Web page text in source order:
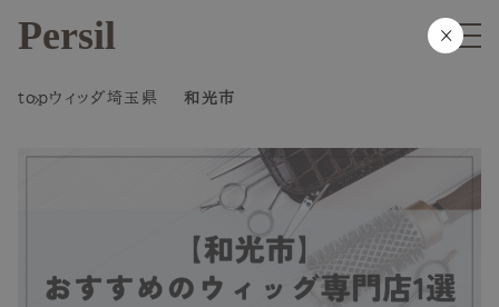
Persil
topウィッグ 埼玉県 和光市
×